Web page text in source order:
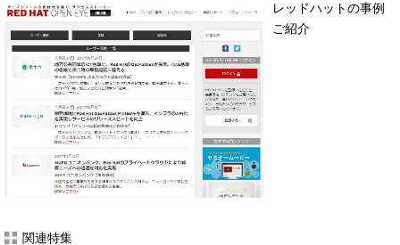
レッドハットの事例
ご紹介
関連特集